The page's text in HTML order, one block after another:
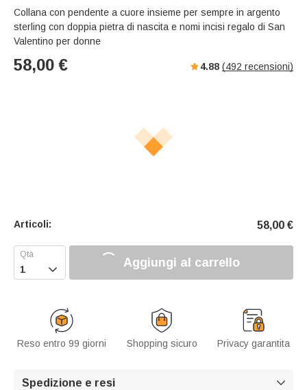
e
t
e
e
r
l
Collana con pendente a cuore insieme per sempre in argento
sterling con doppia pietra di nascita e nomi incisi regalo di San
Valentino per donne
58,00 € 4.88 (492 recensioni)
Articoli: 58,00 €
 Aggiungi al carrello
Reso entro 99 giorni Shopping sicuro Privacy garantita
Spedizione e resi 